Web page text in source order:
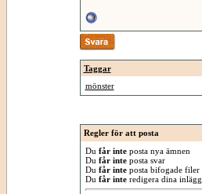
Taggar
mönster
Regler för att posta
Du får inteposta nya ämnen
Du får inteposta svar
Du får inteposta bifogade filer
Du får interedigera dina inlägg